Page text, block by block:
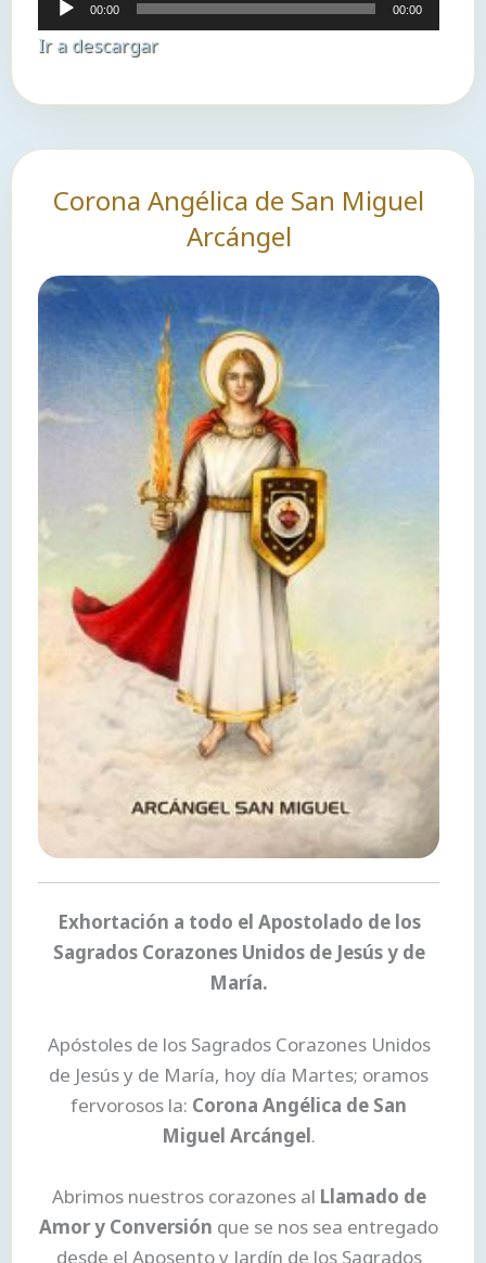
de
audio
00:00 00:00
Ir a descargar
Corona Angélica de San Miguel
Arcángel
Exhortación a todo el Apostolado de los
Sagrados Corazones Unidos de Jesús y de
María.
Apóstoles de los Sagrados Corazones Unidos
de Jesús y de María, hoy día Martes; oramos
fervorosos la: Corona Angélica de San
Miguel Arcángel.
Abrimos nuestros corazones al Llamado de
Amor y Conversión que se nos sea entregado
desde el Aposento y Jardín de los Sagrados